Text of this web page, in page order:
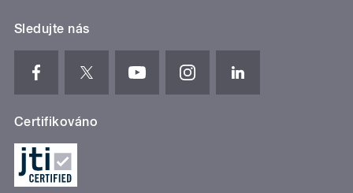
Sledujte nás
Certifikováno